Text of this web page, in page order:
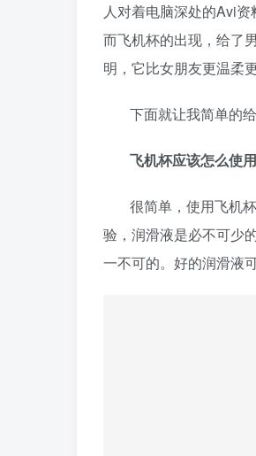
人对着电脑深处的Avi资
而飞机杯的出现，给了
明，它比女朋友更温柔
下面就让我简单的
飞机杯应该怎么使用
很简单，使用飞机
验，润滑液是必不可少
一不可的。好的润滑液